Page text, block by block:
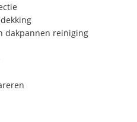
dakpannen reiniging